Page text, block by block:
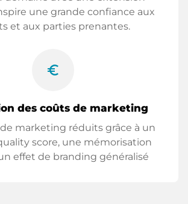
une grande confiance aux
et aux parties prenantes.
euro_symbol
des coûts de marketing
marketing réduits grâce à un
score, une mémorisation
effet de branding généralisé